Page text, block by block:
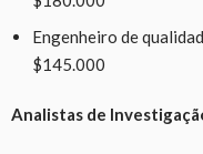
Engenheiro de
$145.000
Analistas de